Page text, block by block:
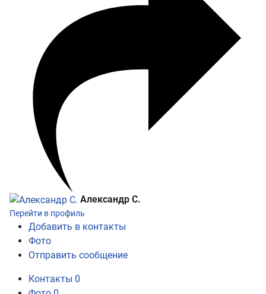
Александр С.
Перейти в профиль
Добавить в контакты
Фото
Отправить сообщение
Контакты 0